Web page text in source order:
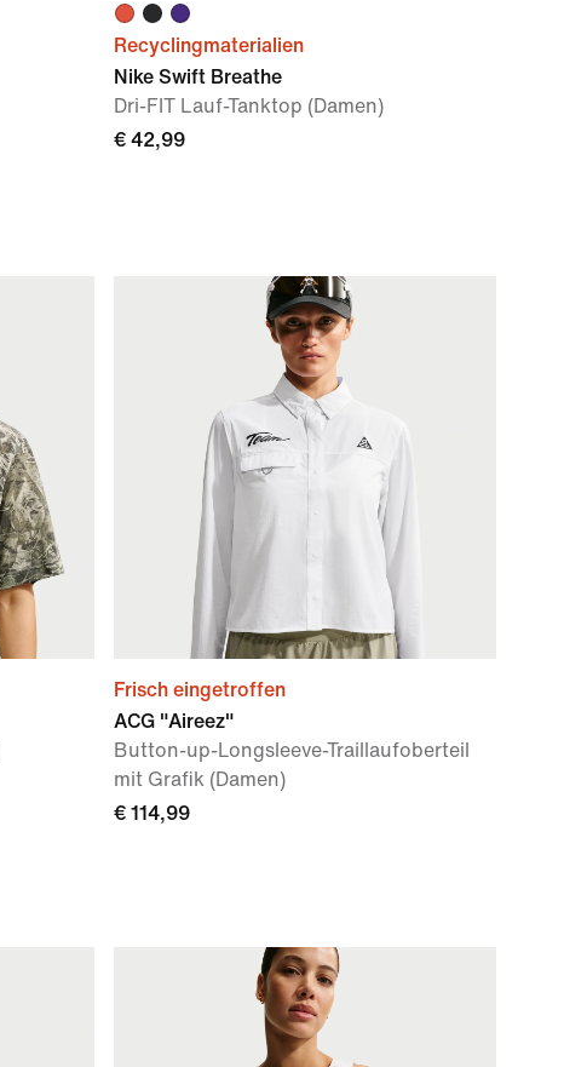
Recyclingmaterialien
Nike Swift Breathe
Dri-FIT Lauf-Tanktop (Damen)
€ 42,99
Frisch eingetroffen
ACG "Aireez"
Button-up-Longsleeve-Traillaufoberteil
mit Grafik (Damen)
€ 114,99